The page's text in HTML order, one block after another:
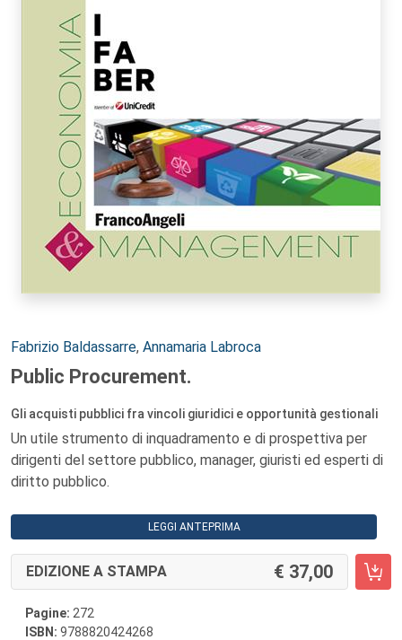
Autori:
Fabrizio Baldassarre, Annamaria Labroca
Public Procurement.
Gli acquisti pubblici fra vincoli giuridici e opportunità gestionali
Un utile strumento di inquadramento e di prospettiva per
dirigenti del settore pubblico, manager, giuristi ed esperti di
diritto pubblico.
LEGGI ANTEPRIMA
EDIZIONE A STAMPA 37,00
Pagine: 272
ISBN: 9788820424268